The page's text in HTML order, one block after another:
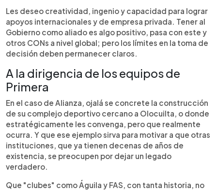
Les deseo creatividad, ingenio y capacidad para lograr
apoyos internacionales y de empresa privada. Tener al
Gobierno como aliado es algo positivo, pasa con este y
otros CONs a nivel global; pero los límites en la toma de
decisión deben permanecer claros.
A la dirigencia de los equipos de
Primera
En el caso de Alianza, ojalá se concrete la construcción
de su complejo deportivo cercano a Olocuilta, o donde
estratégicamente les convenga, pero que realmente
ocurra. Y que ese ejemplo sirva para motivar a que otras
instituciones, que ya tienen decenas de años de
existencia, se preocupen por dejar un legado
verdadero.
Que "clubes" como Águila y FAS, con tanta historia, no